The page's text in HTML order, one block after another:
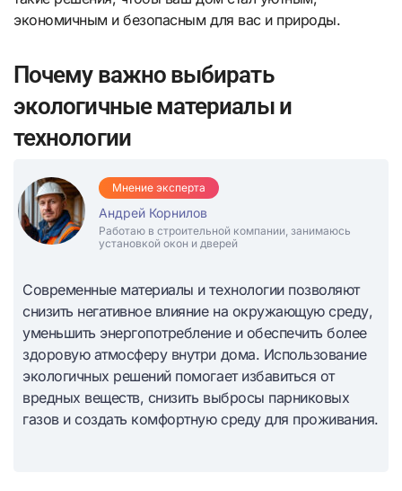
экономичным и безопасным для вас и природы.
Почему важно выбирать
экологичные материалы и
технологии
Мнение эксперта
Андрей Корнилов
Работаю в строительной компании, занимаюсь
установкой окон и дверей
Современные материалы и технологии позволяют
снизить негативное влияние на окружающую среду,
уменьшить энергопотребление и обеспечить более
здоровую атмосферу внутри дома. Использование
экологичных решений помогает избавиться от
вредных веществ, снизить выбросы парниковых
газов и создать комфортную среду для проживания.